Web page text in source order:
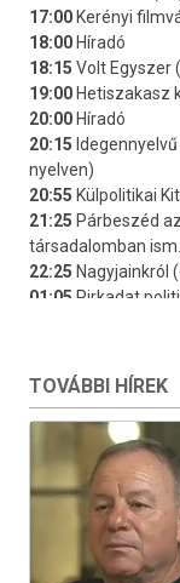
TOVÁBBI HÍREK